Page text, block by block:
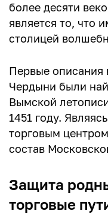
более десяти
является то, что
столицей
Первые описания
Чердыни были
Вымской
1451 году.
торговым
состав
Защита
торговые